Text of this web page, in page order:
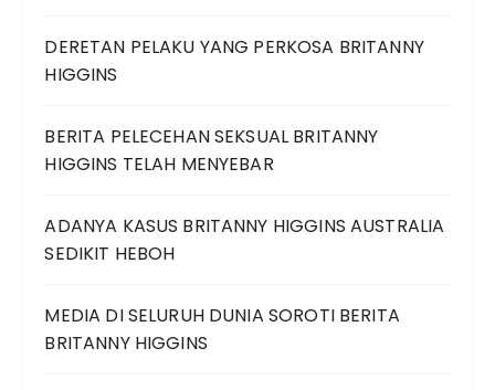
DERETAN PELAKU YANG PERKOSA BRITANNY
HIGGINS
BERITA PELECEHAN SEKSUAL BRITANNY
HIGGINS TELAH MENYEBAR
ADANYA KASUS BRITANNY HIGGINS AUSTRALIA
SEDIKIT HEBOH
MEDIA DI SELURUH DUNIA SOROTI BERITA
BRITANNY HIGGINS